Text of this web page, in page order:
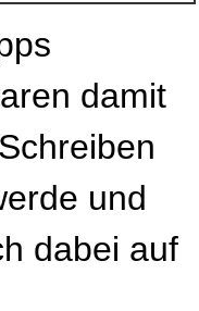
damit
und
dabei auf